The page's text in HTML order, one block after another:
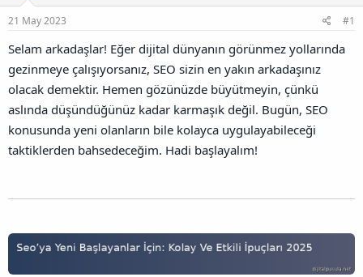
a
ğ
a
n
ı
s
ı
ı
p
l
21 May 2023 #1
Selam arkadaşlar! Eğer dijital dünyanın görünmez yollarında
gezinmeye çalışıyorsanız, SEO sizin en yakın arkadaşınız
olacak demektir. Hemen gözünüzde büyütmeyin, çünkü
aslında düşündüğünüz kadar karmaşık değil. Bugün, SEO
konusunda yeni olanların bile kolayca uygulayabileceği
taktiklerden bahsedeceğim. Hadi başlayalım!